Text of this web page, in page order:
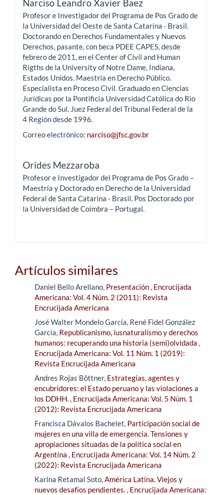
Narciso Leandro Xavier Baez
Profesor e Investigador del Programa de Pos Grado de
la Universidad del Oeste de Santa Catarina - Brasil.
Doctorando en Derechos Fundamentales y Nuevos
Derechos, pasante, con beca PDEE CAPES, desde
febrero de 2011, en el Center of Civil and Human
Rigths de la University of Notre Dame, Indiana,
Estados Unidos. Maestría en Derecho Público.
Especialista en Proceso Civil. Graduado en Ciencias
Jurídicas por la Pontificia Universidad Católica do Rio
Grande do Sul. Juez Federal del Tribunal Federal de la
4 Región desde 1996.
Correo electrónico: narciso@jfsc.gov.br
Orides Mezzaroba
Profesor e Investigador del Programa de Pos Grado –
Maestría y Doctorado en Derecho de la Universidad
Federal de Santa Catarina - Brasil. Pos Doctorado por
la Universidad de Coimbra – Portugal.
Artículos similares
Daniel Bello Arellano, Presentación, Encrucijada
Americana: Vol. 4 Núm. 2 (2011): Revista
Encrucijada Americana
José Walter Mondelo García, René Fidel González
García, Republicanismo, iusnaturalismo y derechos
humanos: recuperando una historia (semi)olvidada ,
Encrucijada Americana: Vol. 11 Núm. 1 (2019):
Revista Encrucijada Americana
Andres Rojas Böttner, Estrategias, agentes y
encubridores: el Estado peruano y las violaciones a
los DDHH., Encrucijada Americana: Vol. 5 Núm. 1
(2012): Revista Encrucijada Americana
Francisca Dávalos Bachelet, Participación social de
mujeres en una villa de emergencia. Tensiones y
apropiaciones situadas de la política social en
Argentina , Encrucijada Americana: Vol. 14 Núm. 2
(2022): Revista Encrucijada Americana
Karina Retamal Soto,América Latina. Viejos y
nuevos desafíos pendientes., Encrucijada Americana: